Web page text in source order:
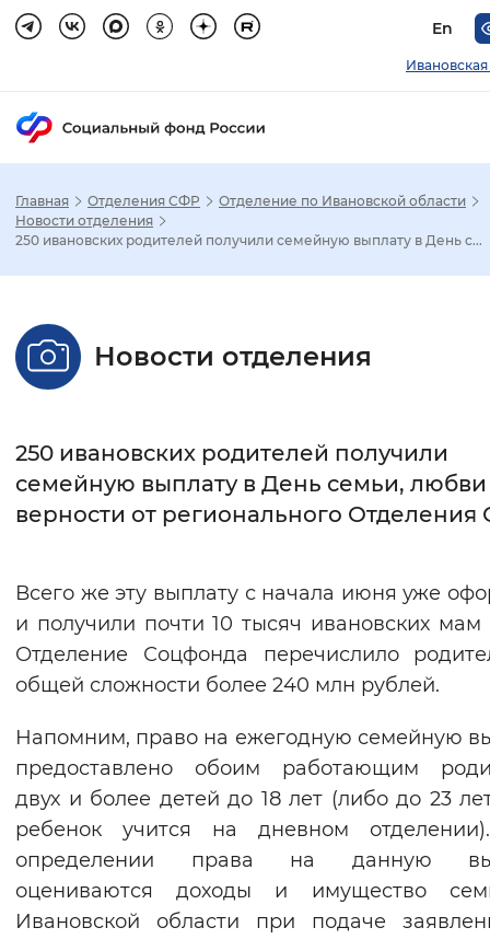
En
Настройка режима отображения
Стандартный Увеличенный
Интервал между буквами
Цвет сайта
Монохромный Инверсивный
Изображения
Включены Выключены
Воспроизвести Остановить
Главная Отделения СФР
Отделение по Ивановской области
Новости отделения
250 ивановских родителей получили семейную выплату в День с...
Новости отделения
250 ивановских родителей получили
семейную выплату в День семьи,
верности от регионального
Всего же эту выплату с начала июня уже
и получили почти 10 тысяч ивановских мам
Отделение Соцфонда перечислило
общей сложности более 240 млн рублей.
Напомним, право на ежегодную семейную
предоставлено обоим работающим
двух и более детей до 18 лет (либо до 23
ребенок учится на дневном
определении права на данную
оцениваются доходы и имущество
Ивановской области при подаче